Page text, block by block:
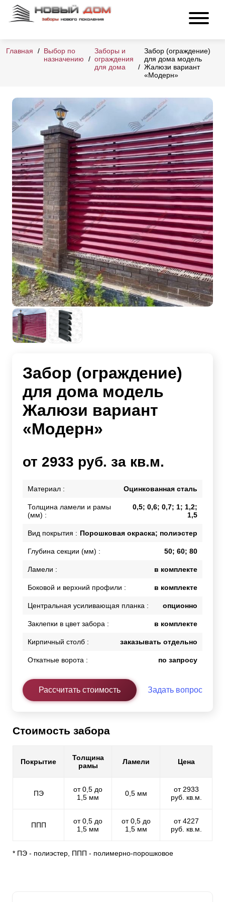
Главная
Выбор по
назначению
Заборы и
ограждения
для дома
Забор (ограждение)
для дома модель
Жалюзи вариант
«Модерн»
Забор (ограждение)
для дома модель
Жалюзи вариант
«Модерн»
от 2933 руб. за кв.м.
Материал : Оцинкованная сталь
Толщина ламели и рамы
(мм) :
0,5; 0,6; 0,7; 1; 1,2;
1,5
Вид покрытия : Порошковая окраска; полиэстер
Глубина секции (мм) : 50; 60; 80
Ламели : в комплекте
Боковой и верхний профили : в комплекте
Центральная усиливающая планка : опционно
Заклепки в цвет забора : в комплекте
Кирпичный столб : заказывать отдельно
Откатные ворота : по запросу
Рассчитать стоимость Задать вопрос
Стоимость забора
Покрытие
Толщина
рамы
Ламели Цена
ПЭ
от 0,5 до
1,5 мм
0,5 мм
от 2933
руб. кв.м.
ППП
от 0,5 до
1,5 мм
от 0,5 до
1,5 мм
от 4227
руб. кв.м.
* ПЭ - полиэстер, ППП - полимерно-порошковое